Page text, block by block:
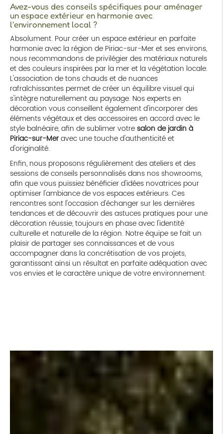
Avez-vous des conseils spécifiques pour aménager
un espace extérieur en harmonie avec
l'environnement local ?
Absolument. Pour créer un espace extérieur en parfaite
harmonie avec la région de Piriac-sur-Mer et ses environs,
nous recommandons de privilégier des matériaux naturels
et des couleurs inspirées par la mer et la végétation locale.
L'association de tons chauds et de nuances
rafraîchissantes permet de créer un équilibre visuel qui
s'intègre naturellement au paysage. Nos experts en
décoration vous conseillent également d'incorporer des
éléments végétaux et des accessoires en accord avec le
style balnéaire, afin de sublimer votre salon de jardin à
Piriac-sur-Meravec une touche d'authenticité et
d'originalité.
Enfin, nous proposons régulièrement des ateliers et des
sessions de conseils personnalisés dans nos showrooms,
afin que vous puissiez bénéficier d'idées novatrices pour
optimiser l'ambiance de vos espaces extérieurs. Ces
rencontres sont l'occasion d'échanger sur les dernières
tendances et de découvrir des astuces pratiques pour une
décoration réussie, toujours en phase avec l'identité
culturelle et naturelle de la région. Notre équipe se fait un
plaisir de partager ses connaissances et de vous
accompagner dans la concrétisation de vos projets,
garantissant ainsi un résultat en parfaite adéquation avec
vos envies et le caractère unique de votre environnement.